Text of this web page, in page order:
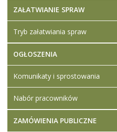
ZAŁATWIANIE SPRAW
Tryb załatwiania spraw
OGŁOSZENIA
Komunikaty i sprostowania
Nabór pracowników
ZAMÓWIENIA PUBLICZNE